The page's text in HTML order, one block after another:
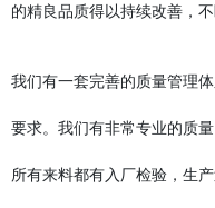
的精良品质得以持续改善，
我们有一套完善的质量管理
要求。我们有非常专业的质
所有来料都有入厂检验，生